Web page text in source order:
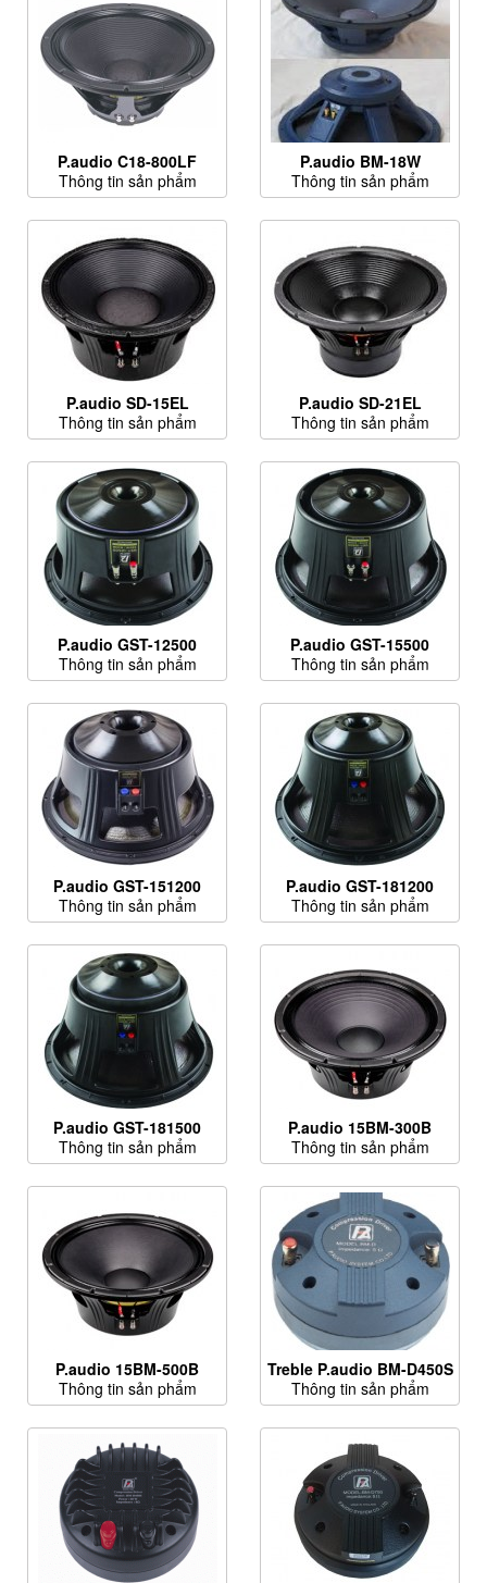
P.audio C18-800LF
Thông tin sản phẩm
P.audio BM-18W
Thông tin sản phẩm
P.audio SD-15EL
Thông tin sản phẩm
P.audio SD-21EL
Thông tin sản phẩm
P.audio GST-12500
Thông tin sản phẩm
P.audio GST-15500
Thông tin sản phẩm
P.audio GST-151200
Thông tin sản phẩm
P.audio GST-181200
Thông tin sản phẩm
P.audio GST-181500
Thông tin sản phẩm
P.audio 15BM-300B
Thông tin sản phẩm
P.audio 15BM-500B
Thông tin sản phẩm
Treble P.audio BM-D450S
Thông tin sản phẩm